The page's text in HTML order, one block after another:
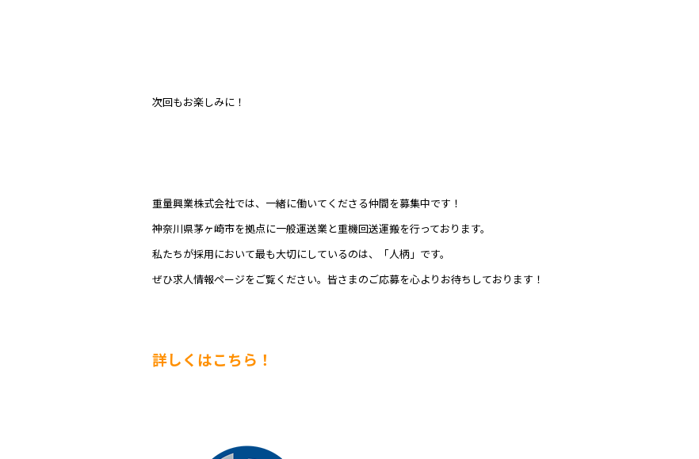
次回もお楽しみに！
重量興業株式会社では、一緒に働いてくださる仲間を募集中です！
神奈川県茅ヶ崎市を拠点に一般運送業と重機回送運搬を行っております。
私たちが採用において最も大切にしているのは、「人柄」です。
ぜひ求人情報ページをご覧ください。皆さまのご応募を心よりお待ちしております！
詳しくはこちら！